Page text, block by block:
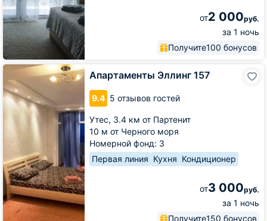
от2 000руб.
за 1 ночь
Получите100 бонусов
Апартаменты Эллинг 157
9.4 5 отзывов гостей
Утес, 3.4 км от Партенит
10 м от Черного моря
Номерной фонд: 3
Первая линия Кухня Кондиционер
от3 000руб.
за 1 ночь
Получите150 бонусов
Апартаменты
Эллинг
157